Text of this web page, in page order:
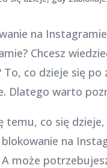
na
Chcesz
co dzieje się
Dlatego warto
co się
na
może